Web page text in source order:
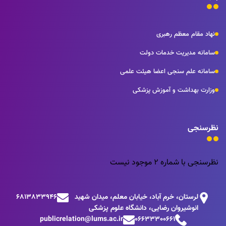
نهاد مقام معظم رهبری
سامانه مدیریت خدمات دولت
سامانه علم سنجی اعضا هیئت علمی
وزارت بهداشت و آموزش پزشکی
نظرسنجی
نظرسنجی با شماره 2 موجود نیست
لرستان، خرم آباد، خیابان معلم، میدان شهید
انوشیروان رضایی، دانشگاه علوم پزشکی
6813833946
06633300661
publicrelation@lums.ac.ir